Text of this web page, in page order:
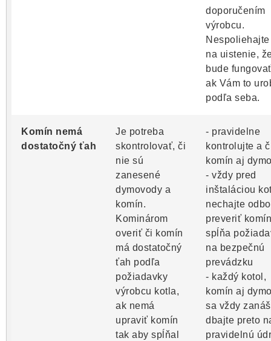
doporučením
výrobcu.
na uistenie,
bude
ak Vám to
podľa seba.
Komín nemá
dostatočný ťah
Je potreba
skontrolovať, či
nie sú
zanesené
dymovody a
komín.
Kominárom
overiť či komín
má dostatočný
ťah podľa
požiadavky
výrobcu kotla,
ak nemá
upraviť komín
tak aby spĺňal
- pravidelne
kontrolujte a
komín aj
- vždy pred
inštaláciou
nechajte
preveriť
spĺňa
na bezpečnú
prevádzku
- každý kotol,
komín aj
sa vždy
dbajte preto
pravidelnú